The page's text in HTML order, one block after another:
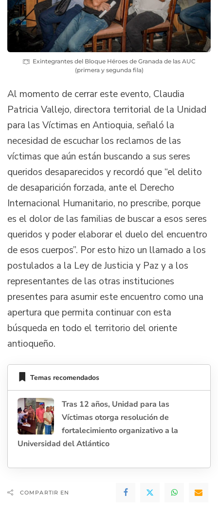
Exintegrantes del Bloque Héroes de Granada de las AUC
(primera y segunda fila)
Al momento de cerrar este evento, Claudia
Patricia Vallejo, directora territorial de la Unidad
para las Víctimas en Antioquia, señaló la
necesidad de escuchar los reclamos de las
víctimas que aún están buscando a sus seres
queridos desaparecidos y recordó que “el delito
de desaparición forzada, ante el Derecho
Internacional Humanitario, no prescribe, porque
es el dolor de las familias de buscar a esos seres
queridos y poder elaborar el duelo del encuentro
de esos cuerpos”. Por esto hizo un llamado a los
postulados a la Ley de Justicia y Paz y a los
representantes de las otras instituciones
presentes para asumir este encuentro como una
apertura que permita continuar con esta
búsqueda en todo el territorio del oriente
antioqueño.
Temas recomendados
Tras 12 años, Unidad para las
Víctimas otorga resolución de
fortalecimiento organizativo a la
Universidad del Atlántico
COMPARTIR EN